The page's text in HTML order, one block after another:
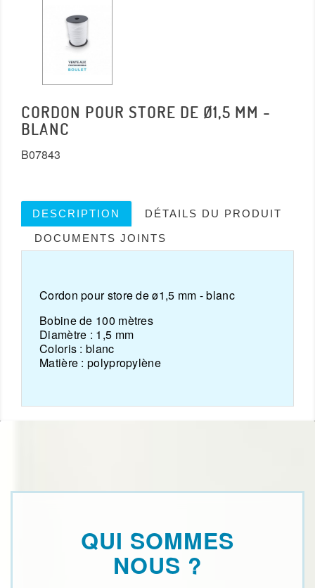
CORDON POUR STORE DE Ø1,5 MM -
BLANC
B07843
DESCRIPTION DÉTAILS DU PRODUIT
DOCUMENTS JOINTS
Cordon pour store de ø1,5 mm - blanc
Bobine de 100 mètres
Diamètre : 1,5 mm
Coloris : blanc
Matière : polypropylène
QUI SOMMES
NOUS ?